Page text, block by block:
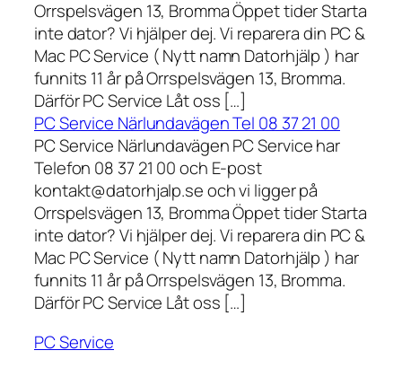
Orrspelsvägen 13, Bromma Öppet tider Starta
inte dator? Vi hjälper dej. Vi reparera din PC &
Mac PC Service ( Nytt namn Datorhjälp ) har
funnits 11 år på Orrspelsvägen 13, Bromma.
Därför PC Service Låt oss […]
PC Service Närlundavägen Tel 08 37 21 00
PC Service Närlundavägen PC Service har
Telefon 08 37 21 00 och E-post
kontakt@datorhjalp.se och vi ligger på
Orrspelsvägen 13, Bromma Öppet tider Starta
inte dator? Vi hjälper dej. Vi reparera din PC &
Mac PC Service ( Nytt namn Datorhjälp ) har
funnits 11 år på Orrspelsvägen 13, Bromma.
Därför PC Service Låt oss […]
PC Service